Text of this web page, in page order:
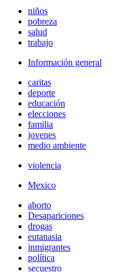
niños
pobreza
salud
trabajo
Información general
caritas
deporte
educación
elecciones
familia
jovenes
medio ambiente
violencia
Mexico
aborto
Desapariciones
drogas
eutanasia
inmigrantes
política
secuestro